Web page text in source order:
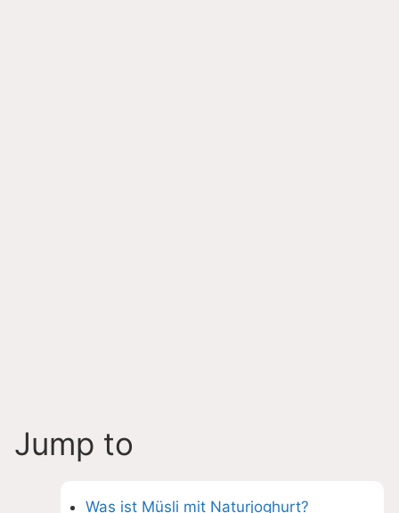
Jump to
Was ist Müsli mit Naturjoghurt?